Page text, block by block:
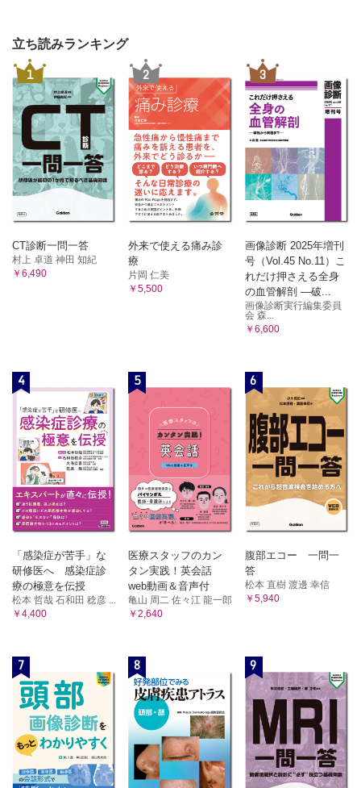
立ち読みランキング
1
CT診断一問一答
村上 卓道 神田 知紀
￥6,490
2
外来で使える痛み診
療
片岡 仁美
￥5,500
3
画像診断 2025年増刊
号（Vol.45 No.11）こ
れだけ押さえる全身
の血管解剖 ―破...
画像診断実行編集委員
会 森...
￥6,600
4
「感染症が苦手」な
研修医へ 感染症診
療の極意を伝授
松本 哲哉 石和田 稔彦 ...
￥4,400
5
医療スタッフのカン
タン実践！英会話
web動画＆音声付
亀山 周二 佐々江 龍一郎
￥2,640
6
腹部エコー 一問一
答
松本 直樹 渡邊 幸信
￥5,940
7 8 9